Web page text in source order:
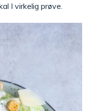
I virkelig prøve.